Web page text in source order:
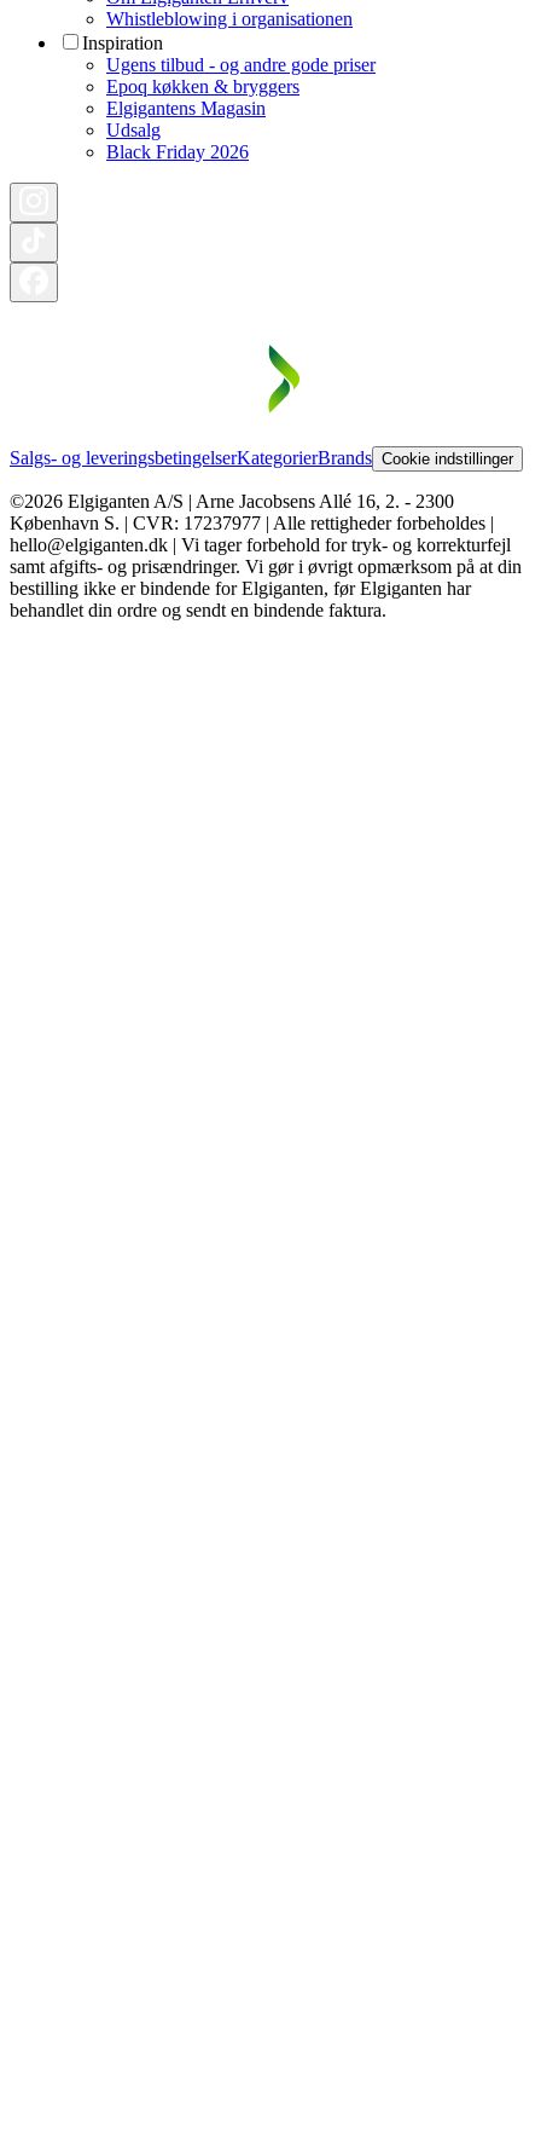
Whistleblowing i organisationen
Inspiration
Ugens tilbud - og andre gode priser
Epoq køkken & bryggers
Elgigantens Magasin
Udsalg
Black Friday 2026
Salgs- og leveringsbetingelserKategorierBrands Cookie indstillinger
©2026 Elgiganten A/S | Arne Jacobsens Allé 16, 2. - 2300
København S. | CVR: 17237977 | Alle rettigheder forbeholdes |
hello@elgiganten.dk | Vi tager forbehold for tryk- og korrekturfejl
samt afgifts- og prisændringer. Vi gør i øvrigt opmærksom på at din
bestilling ikke er bindende for Elgiganten, før Elgiganten har
behandlet din ordre og sendt en bindende faktura.